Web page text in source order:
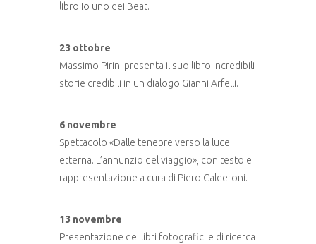
libro Io uno dei Beat.
23 ottobre
Massimo Pirini presenta il suo libro Incredibili
storie credibili in un dialogo Gianni Arfelli.
6 novembre
Spettacolo «Dalle tenebre verso la luce
etterna. L’annunzio del viaggio», con testo e
rappresentazione a cura di Piero Calderoni.
13 novembre
Presentazione dei libri fotografici e di ricerca